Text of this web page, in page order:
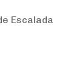
Escalada